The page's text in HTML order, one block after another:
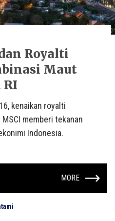
Royalti
Maut
RI
kenaikan royalti
memberi tekanan
Indonesia.
MORE